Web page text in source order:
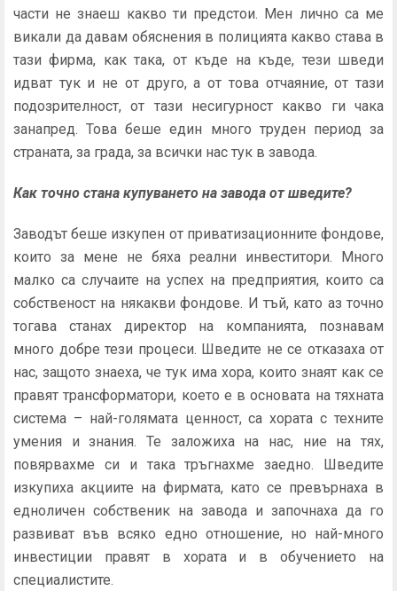
части не знаеш какво ти предстои. Мен лично са ме
викали да давам обяснения в полицията какво става в
тази фирма, как така, от къде на къде, тези шведи
идват тук и не от друго, а от това отчаяние, от тази
подозрителност, от тази несигурност какво ги чака
занапред. Това беше един много труден период за
страната, за града, за всички нас тук в завода.
Как точно стана купуването на завода от шведите?
Заводът беше изкупен от приватизационните фондове,
които за мене не бяха реални инвеститори. Много
малко са случаите на успех на предприятия, които са
собственост на някакви фондове. И тъй, като аз точно
тогава станах директор на компанията, познавам
много добре тези процеси. Шведите не се отказаха от
нас, защото знаеха, че тук има хора, които знаят как се
правят трансформатори, което е в основата на тяхната
система – най-голямата ценност, са хората с техните
умения и знания. Те заложиха на нас, ние на тях,
повярвахме си и така тръгнахме заедно. Шведите
изкупиха акциите на фирмата, като се превърнаха в
едноличен собственик на завода и започнаха да го
развиват във всяко едно отношение, но най-много
инвестиции правят в хората и в обучението на
специалистите.